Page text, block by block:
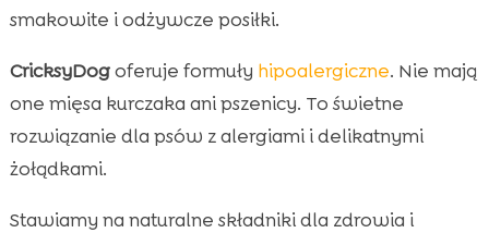
smakowite i odżywcze posiłki.
CricksyDogoferuje formuły hipoalergiczne. Nie mają
one mięsa kurczaka ani pszenicy. To świetne
rozwiązanie dla psów z alergiami i delikatnymi
żołądkami.
Stawiamy na naturalne składniki dla zdrowia i